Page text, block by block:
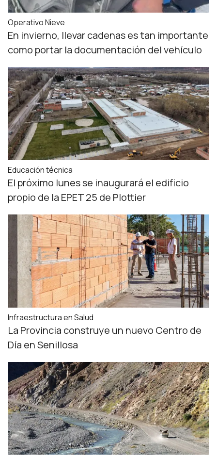
Operativo Nieve
En invierno, llevar cadenas es tan importante
como portar la documentación del vehículo
Educación técnica
El próximo lunes se inaugurará el edificio
propio de la EPET 25 de Plottier
Infraestructura en Salud
La Provincia construye un nuevo Centro de
Día en Senillosa